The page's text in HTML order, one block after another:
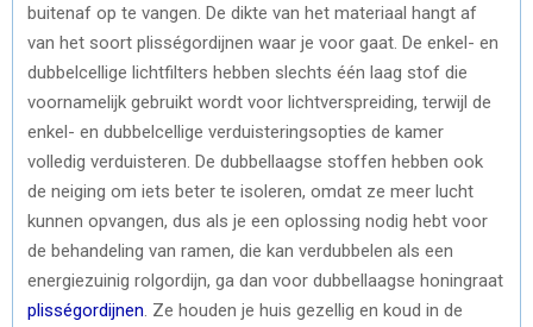
buitenaf op te vangen. De dikte van het materiaal hangt af
van het soort plisségordijnen waar je voor gaat. De enkel- en
dubbelcellige lichtfilters hebben slechts één laag stof die
voornamelijk gebruikt wordt voor lichtverspreiding, terwijl de
enkel- en dubbelcellige verduisteringsopties de kamer
volledig verduisteren. De dubbellaagse stoffen hebben ook
de neiging om iets beter te isoleren, omdat ze meer lucht
kunnen opvangen, dus als je een oplossing nodig hebt voor
de behandeling van ramen, die kan verdubbelen als een
energiezuinig rolgordijn, ga dan voor dubbellaagse honingraat
plisségordijnen . Ze houden je huis gezellig en koud in de